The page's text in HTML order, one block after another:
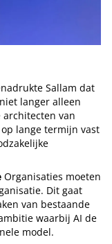
Sallam dat
langer alleen
van
lange termijn vast
Organisaties moeten
Dit gaat
van bestaande
waarbij AI de
model.